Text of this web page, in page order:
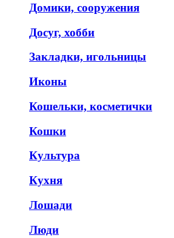
Домики, сооружения
Досуг, хобби
Закладки, игольницы
Иконы
Кошельки, косметички
Кошки
Культура
Кухня
Лошади
Люди